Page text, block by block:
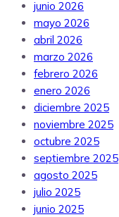
junio 2026
mayo 2026
abril 2026
marzo 2026
febrero 2026
enero 2026
diciembre 2025
noviembre 2025
octubre 2025
septiembre 2025
agosto 2025
julio 2025
junio 2025